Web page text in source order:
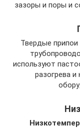
зазоры и поры и
Твердые
используют
разогрева